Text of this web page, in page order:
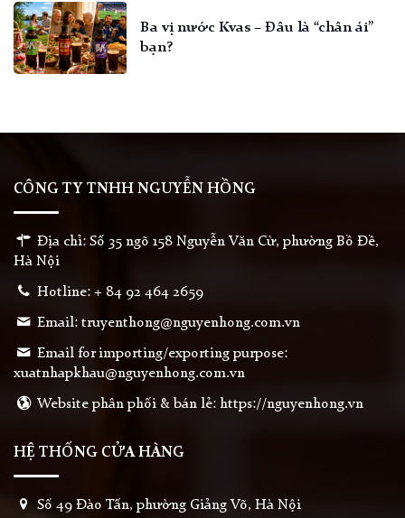
Ba vị nước Kvas – Đâu là “chân ái”
bạn?
CÔNG TY TNHH NGUYỄN HỒNG
Địa chỉ: Số 35 ngõ 158 Nguyễn Văn Cừ, phường Bồ Đề,
Hà Nội
Hotline: + 84 92 464 2659
Email: truyenthong@nguyenhong.com.vn
Email for importing/exporting purpose:
xuatnhapkhau@nguyenhong.com.vn
Website phân phối & bán lẻ: https://nguyenhong.vn
HỆ THỐNG CỬA HÀNG
Số 49 Đào Tấn, phường Giảng Võ, Hà Nội